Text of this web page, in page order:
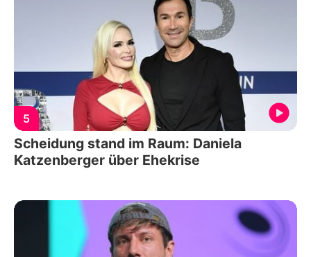
5
Scheidung stand im Raum: Daniela
Katzenberger über Ehekrise